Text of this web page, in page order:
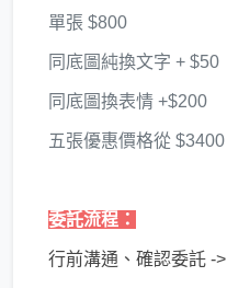
單張 $800
同底圖純換文字 + $50
​同底圖換表情 +$200
五張優惠價格從 $3400
委託流程：
行前溝通、確認委託 ->